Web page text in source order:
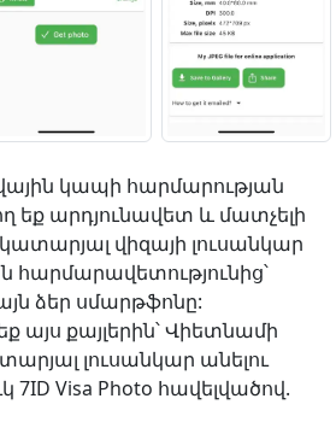
կապի հարմարության
եք արդյունավետ և մատչելի
վիզայի լուսանկար
ձեր սմարթֆոնը:
քայլերին՝ Վիետնամի
լուսանկար անելու
Visa Photo հավելվածով.